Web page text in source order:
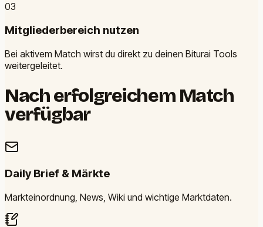
03
Mitgliederbereich nutzen
Bei aktivem Match wirst du direkt zu deinen Biturai Tools
weitergeleitet.
Nach erfolgreichem Match
verfügbar
Daily Brief & Märkte
Markteinordnung, News, Wiki und wichtige Marktdaten.